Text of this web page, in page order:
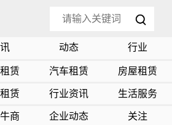
动态 行业
赁 汽车租赁 房屋租赁
赁 行业资讯 生活服务
商 企业动态 关注